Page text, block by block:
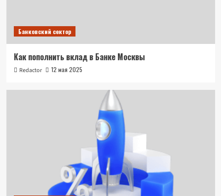
Банковский сектор
Как пополнить вклад в Банке Москвы
Redactor 12 мая 2025